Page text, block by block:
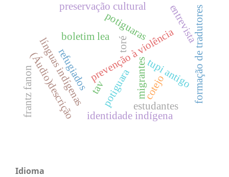
boletim lea toré
prevenção à violência
refugiados migrantes
potiguaras
tupi antigo
línguas indígenas
preservação cultural
potiguara
(Áudio)descrição tav cotejo
frantz fanon formação de tradutores
identidade indígena
estudantes
entrevista
Idioma